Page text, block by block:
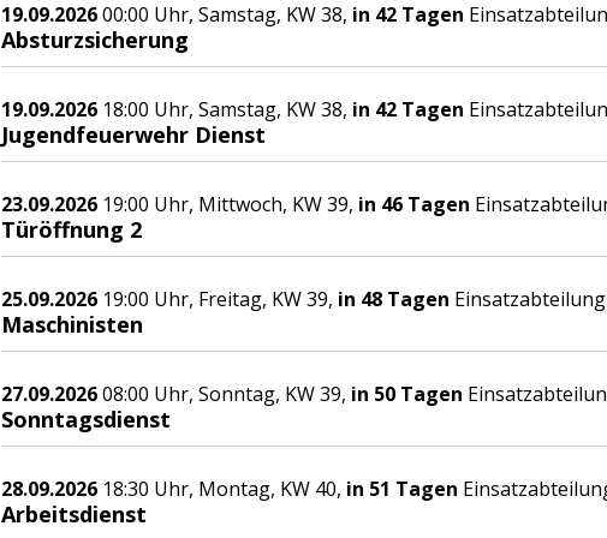
19.09.202600:00 Uhr, Samstag, KW 38, in 42 Tagen
Absturzsicherung
19.09.2026 18:00 Uhr, Samstag, KW 38, in 42 Tagen
Jugendfeuerwehr Dienst
23.09.2026 19:00 Uhr, Mittwoch, KW 39, in 46 Tagen
Türöffnung 2
25.09.2026 19:00 Uhr, Freitag, KW 39, in 48 Tagen Einsatzabteilung
Maschinisten
27.09.202608:00 Uhr, Sonntag, KW 39, in 50 Tagen
Sonntagsdienst
28.09.2026 18:30 Uhr, Montag, KW 40, in 51 Tagen
Arbeitsdienst